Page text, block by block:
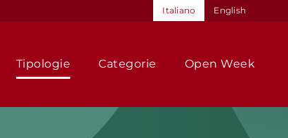
Italiano English
Tipologie Categorie Open Week